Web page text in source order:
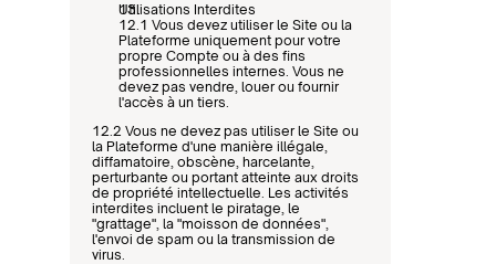
Utilisations Interdites
12.1 Vous devez utiliser le Site ou la
Plateforme uniquement pour votre
propre Compte ou à des fins
professionnelles internes. Vous ne
devez pas vendre, louer ou fournir
l'accès à un tiers.
12.2 Vous ne devez pas utiliser le Site ou
la Plateforme d'une manière illégale,
diffamatoire, obscène, harcelante,
perturbante ou portant atteinte aux droits
de propriété intellectuelle. Les activités
interdites incluent le piratage, le
"grattage", la "moisson de données",
l'envoi de spam ou la transmission de
virus.